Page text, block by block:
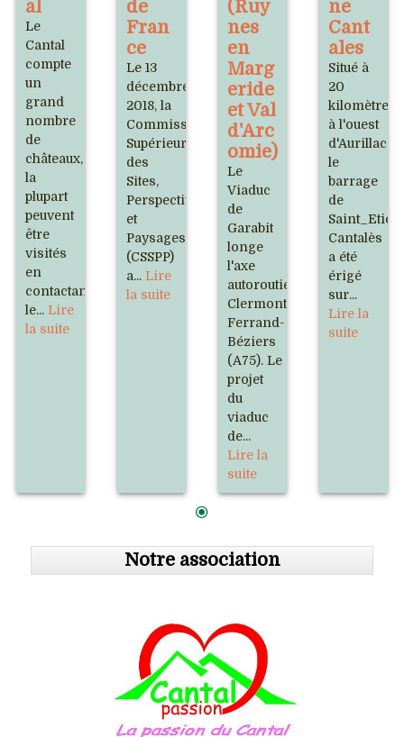
al
Le
Cantal
compte
un
grand
nombre
de
châteaux,
la
plupart
peuvent
être
visités
en
contactant
le... Lire
la suite
de
Fran
ce
Le 13
décembre
2018, la
Commission
Supérieure
des
Sites,
Perspectives
et
Paysages
(CSSPP)
a... Lire
la suite
(Ruy
nes
en
Marg
eride
et Val
d'Arc
omie)
Le
Viaduc
de
Garabit
longe
l'axe
autoroutier
Clermont-
Ferrand-
Béziers
(A75). Le
projet
du
viaduc
de...
Lire la
suite
ne
Cant
ales
Situé à
20
kilomètres
à l'ouest
d'Aurillac,
le
barrage
de
Cantalès
a été
érigé
sur...
Lire la
suite
Notre association